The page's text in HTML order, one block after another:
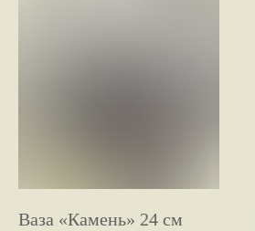
Ваза «Камень» 24 см